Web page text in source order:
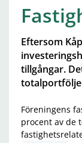
Eftersom
tillgångar.
Föreningens
procent av de